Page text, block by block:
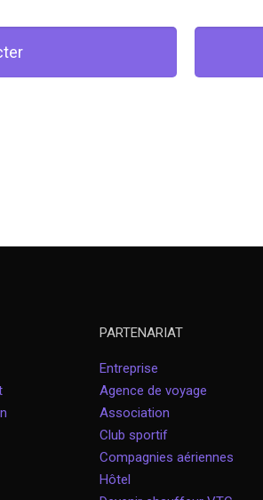
PARTENARIAT
Entreprise
Agence de voyage
Association
Club sportif
Compagnies aériennes
Hôtel